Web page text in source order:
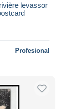
levassor
Profesional